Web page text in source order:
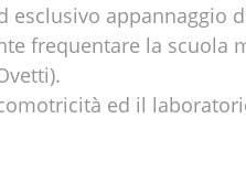
esclusivo appannaggio
frequentare la scuola
ed il